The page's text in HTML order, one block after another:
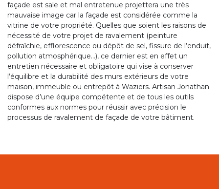
façade est sale et mal entretenue projettera une très
mauvaise image car la façade est considérée comme la
vitrine de votre propriété. Quelles que soient les raisons de
nécessité de votre projet de ravalement (peinture
défraîchie, efflorescence ou dépôt de sel, fissure de l’enduit,
pollution atmosphérique…), ce dernier est en effet un
entretien nécessaire et obligatoire qui vise à conserver
l’équilibre et la durabilité des murs extérieurs de votre
maison, immeuble ou entrepôt à Waziers. Artisan Jonathan
dispose d’une équipe compétente et de tous les outils
conformes aux normes pour réussir avec précision le
processus de ravalement de façade de votre bâtiment.